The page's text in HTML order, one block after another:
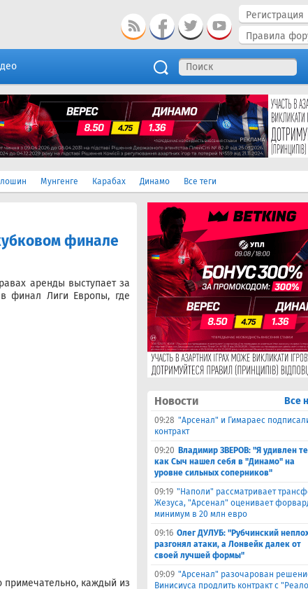
Регистрация
Правила
Мунгенге Карабах Динамо Все теги
финале
аренды выступает за
финал Лиги Европы, где
примечательно, каждый из
Новости Все
09:28 ​"Арсенал" и Гимараес
контракт
09:20 Владимир ЗВЕРОВ: "Я удивлен
как Сыч нашел себя в "Динамо" на
уровне сильных соперников"
09:19 "Наполи" рассматривает
Жезуса, "Арсенал" оценивает
минимум в 20 млн евро
09:16 Олег ДУЛУБ: "Рубчинский
разгонял атаки, а Лонвейк далек от
своей лучшей формы"
09:09 "Арсенал" разочарован
Винисиуса продлить контракт с